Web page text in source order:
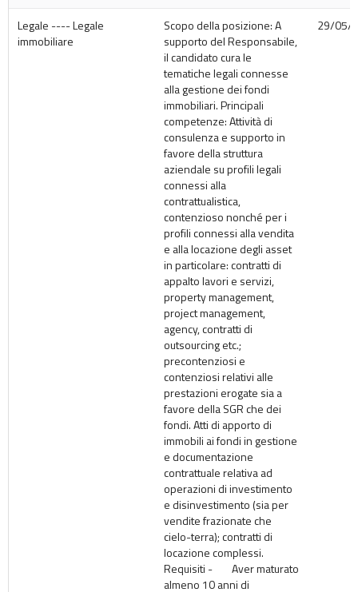
Legale ---- Legale
immobiliare
Scopo della posizione: A
supporto del Responsabile,
il candidato cura le
tematiche legali connesse
alla gestione dei fondi
immobiliari. Principali
competenze: Attività di
consulenza e supporto in
favore della struttura
aziendale su profili legali
connessi alla
contrattualistica,
contenzioso nonché per i
profili connessi alla vendita
e alla locazione degli asset
in particolare: contratti di
appalto lavori e servizi,
property management,
project management,
agency, contratti di
outsourcing etc.;
precontenziosi e
contenziosi relativi alle
prestazioni erogate sia a
favore della SGR che dei
fondi. Atti di apporto di
immobili ai fondi in gestione
e documentazione
contrattuale relativa ad
operazioni di investimento
e disinvestimento (sia per
vendite frazionate che
cielo-terra); contratti di
locazione complessi.
Requisiti - Aver maturato
almeno 10 anni di
29/05/